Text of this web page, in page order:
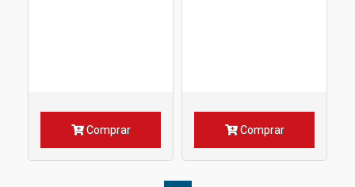
Comprar Comprar